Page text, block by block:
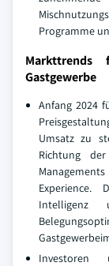
Programme
Markttrends
Gastgewerbe
Anfang 2024
Umsatz zu
Richtung
Experience.